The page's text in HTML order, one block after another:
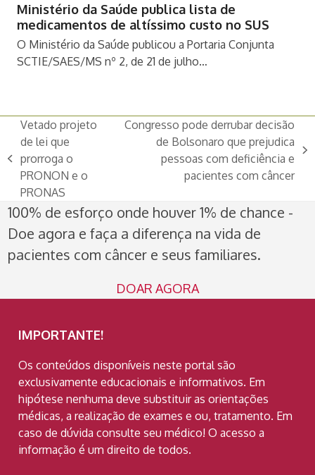
Ministério da Saúde publica lista de
medicamentos de altíssimo custo no SUS
O Ministério da Saúde publicou a Portaria Conjunta
SCTIE/SAES/MS nº 2, de 21 de julho…
previous
post:
Vetado projeto
de lei que
prorroga o
PRONON e o
PRONAS
Congresso pode derrubar decisão
de Bolsonaro que prejudica
pessoas com deficiência e
pacientes com câncer
100% de esforço onde houver 1% de chance -
Doe agora e faça a diferença na vida de
pacientes com câncer e seus familiares.
DOAR AGORA
IMPORTANTE!
Os conteúdos disponíveis neste portal são
exclusivamente educacionais e informativos. Em
hipótese nenhuma deve substituir as orientações
médicas, a realização de exames e ou, tratamento. Em
caso de dúvida consulte seu médico! O acesso a
informação é um direito de todos.